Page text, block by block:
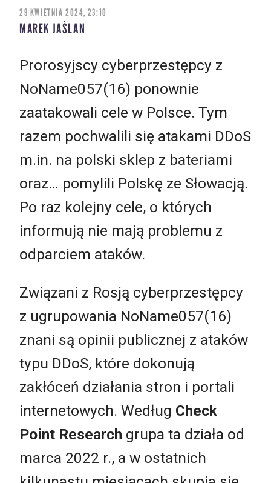
29 KWIETNIA 2024, 23:10
MAREK JAŚLAN
Prorosyjscy cyberprzestępcy z
NoName057(16) ponownie
zaatakowali cele w Polsce. Tym
razem pochwalili się atakami DDoS
m.in. na polski sklep z bateriami
oraz… pomylili Polskę ze Słowacją.
Po raz kolejny cele, o których
informują nie mają problemu z
odparciem ataków.
Związani z Rosją cyberprzestępcy
z ugrupowania NoName057(16)
znani są opinii publicznej z ataków
typu DDoS, które dokonują
zakłóceń działania stron i portali
internetowych. Według Check
Point Research grupa ta działa od
marca 2022 r., a w ostatnich